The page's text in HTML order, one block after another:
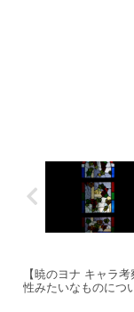
【暁のヨナ キャラ
性みたいなものにつ